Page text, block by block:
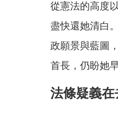
從憲法的高度
盡快還她清白。
政願景與藍圖
首長，仍盼她
法條疑義